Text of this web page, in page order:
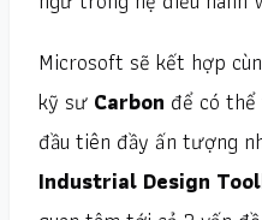
Microsoft sẽ kết hợp
kỹ sư Carbon để có
đầu tiên đầy ấn tượng
Industrial Design